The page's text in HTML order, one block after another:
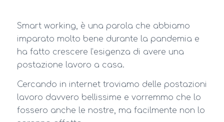
Smart working, è una parola che abbiamo
imparato molto bene durante la pandemia e
ha fatto crescere l’esigenza di avere una
postazione lavoro a casa.
Cercando in internet troviamo delle postazioni
lavoro davvero bellissime e vorremmo che lo
fossero anche le nostre, ma facilmente non lo